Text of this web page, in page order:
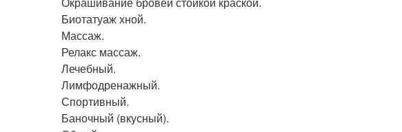
Биотатуаж хной.
Массаж.
Релакс массаж.
Лечебный.
Лимфодренажный.
Спортивный.
Баночный (вкусный).